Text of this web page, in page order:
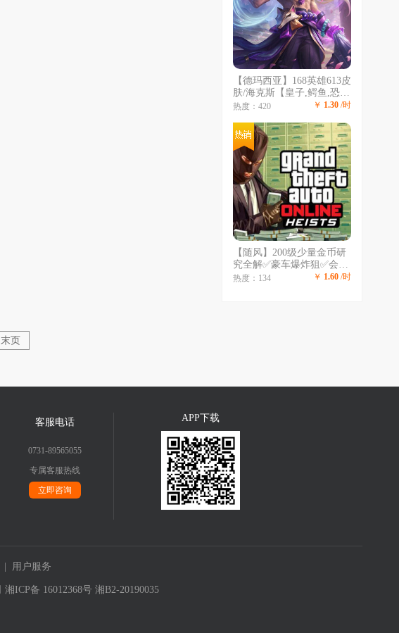
【德玛西亚】168英雄613皮
肤/海克斯【皇子,鳄鱼,恐惧
新星,VN】至臻妮蔻、至臻
女枪/电玩人马/冰雪节多个
皮肤/烈焰VN/龙虾/美猴
热度：420 ￥ 1.30 /时
【随风】200级少量金币研
究全解✅豪车爆炸狙✅会所
嫩模✅游艇✅地堡✅潜水艇
热度：134 ￥ 1.60 /时
末页
客服电话
0731-89565055
专属客服热线
立即咨询
APP下载
用户服务
湘ICP备 16012368号 湘B2-20190035